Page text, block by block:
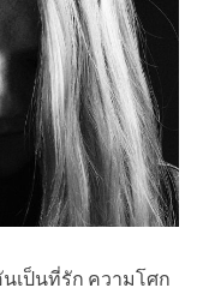
เป็นที่รัก ความโศก